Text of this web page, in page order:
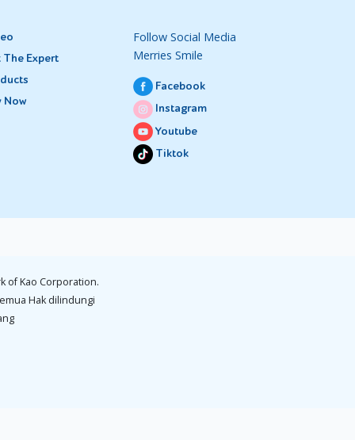
The Expert
Now
Follow Social Media
Merries Smile
Facebook
Instagram
Youtube
Tiktok
of Kao Corporation.
Hak dilindungi